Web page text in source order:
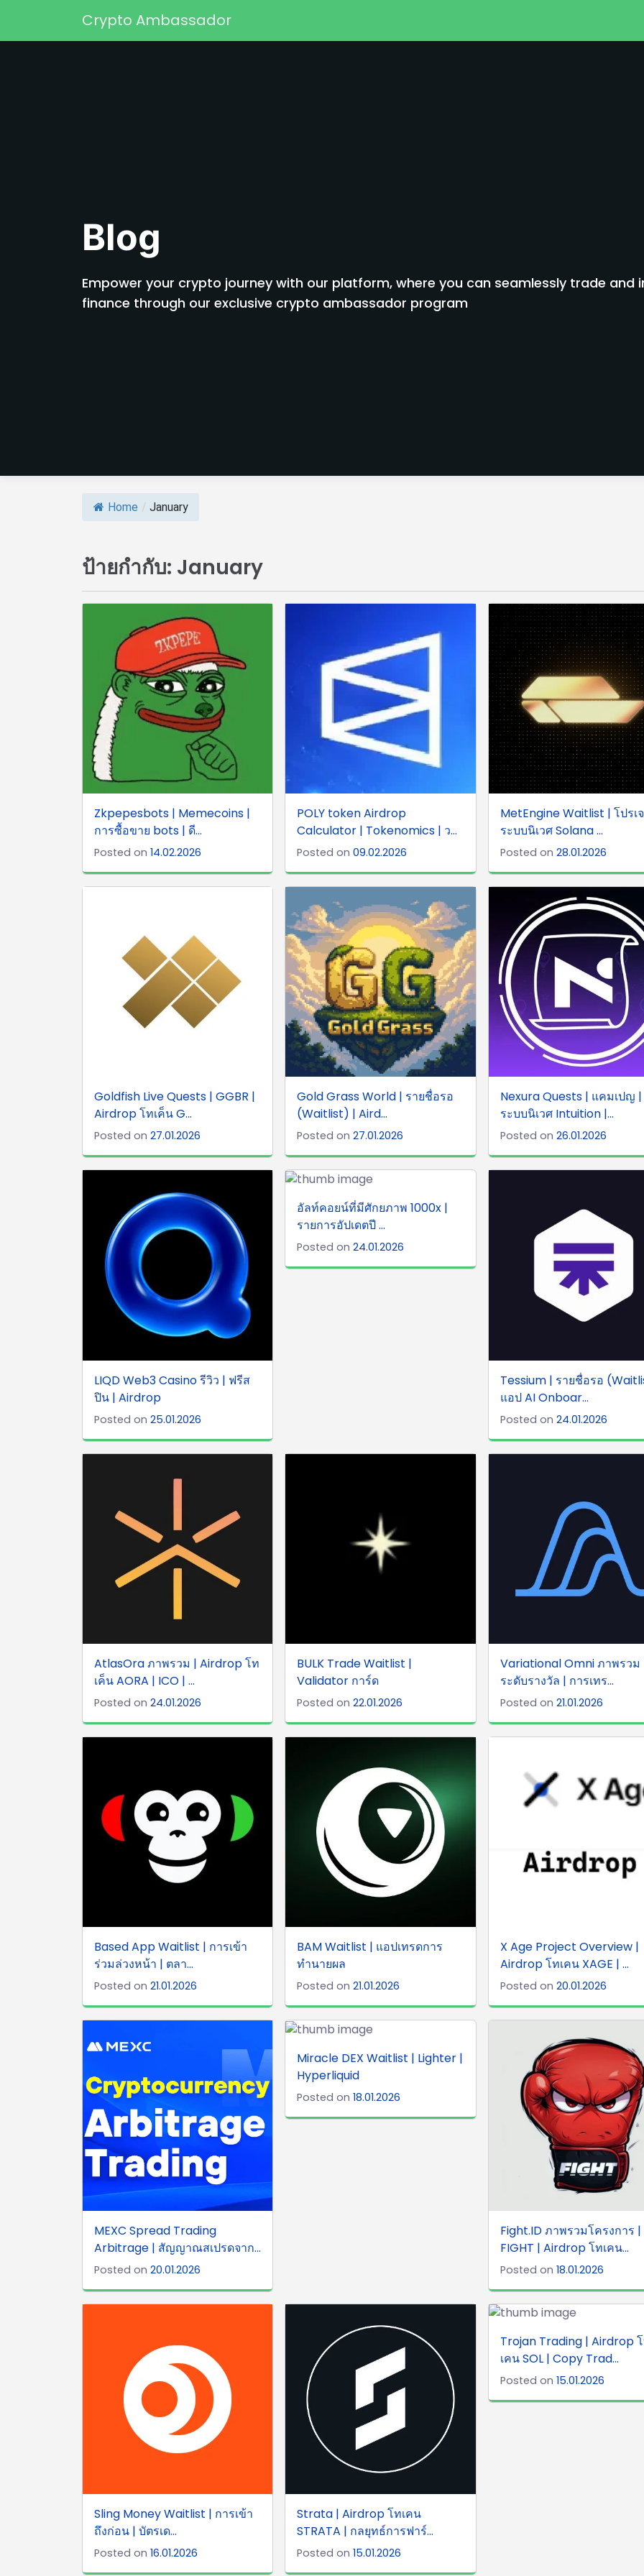
Main Navigation
Crypto Ambassador
Blog
Empower your crypto journey with our platform, where you can seamlessly trade and
finance through our exclusive crypto ambassador program
Home / January
ป้ายกำกับ: January
Zkpepesbots | Memecoins |
การซื้อขาย bots | ดี...
Posted on 14.02.2026
POLY token Airdrop
Calculator | Tokenomics | ว...
Posted on09.02.2026
MetEngine Waitlist | โปรเ
ระบบนิเวศ Solana ...
Posted on 28.01.2026
Goldfish Live Quests | GGBR |
Airdrop โทเค็น G...
Posted on 27.01.2026
Gold Grass World | รายชื่อรอ
(Waitlist) | Aird...
Posted on27.01.2026
Nexura Quests | แคมเปญ |
ระบบนิเวศ Intuition |...
Posted on 26.01.2026
LIQD Web3 Casino รีวิว | ฟรีส
ปิน | Airdrop
Posted on 25.01.2026
อัลท์คอยน์ที่มีศักยภาพ 1000x |
รายการอัปเดตปี ...
Posted on24.01.2026
Tessium | รายชื่อรอ
แอป AI Onboar...
Posted on 24.01.2026
AtlasOra ภาพรวม | Airdrop โท
เค็น AORA | ICO | ...
Posted on 24.01.2026
BULK Trade Waitlist |
Validator การ์ด
Posted on22.01.2026
Variational Omni ภาพรวม
ระดับรางวัล | การเทร...
Posted on 21.01.2026
Based App Waitlist | การเข้า
ร่วมล่วงหน้า | ตลา...
Posted on 21.01.2026
BAM Waitlist | แอปเทรดการ
ทำนายผล
Posted on21.01.2026
X Age Project Overview |
Airdrop โทเคน XAGE | ...
Posted on 20.01.2026
MEXC Spread Trading
Arbitrage | สัญญาณสเปรดจาก...
Posted on 20.01.2026
Miracle DEX Waitlist | Lighter |
Hyperliquid
Posted on18.01.2026
Fight.ID ภาพรวมโครงการ |
FIGHT | Airdrop โทเคน...
Posted on 18.01.2026
Sling Money Waitlist | การเข้า
ถึงก่อน | บัตรเด...
Posted on 16.01.2026
Strata | Airdrop โทเคน
STRATA | กลยุทธ์การฟาร์...
Posted on15.01.2026
Trojan Trading | Airdrop
เคน SOL | Copy Trad...
Posted on 15.01.2026